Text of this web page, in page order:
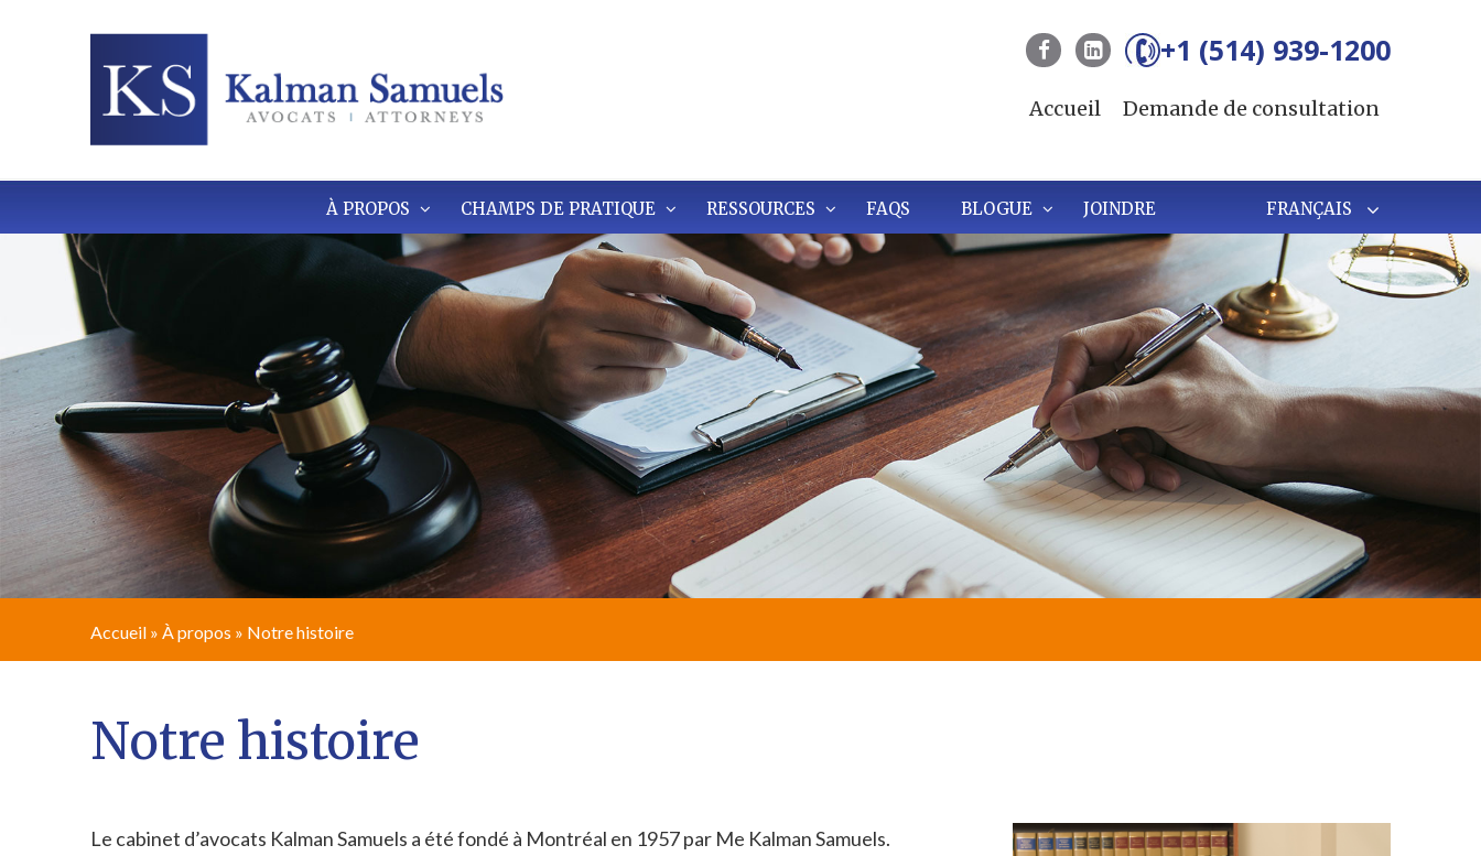
+1 (514) 939-1200
Accueil Demande de consultation
À PROPOS CHAMPS DE PRATIQUE RESSOURCES FAQS BLOGUE JOINDRE FRANÇAIS
Accueil » À propos » Notre histoire
Notre histoire
Le cabinet d’avocats Kalman Samuels a été fondé à Montréal en 1957 par Me Kalman Samuels.